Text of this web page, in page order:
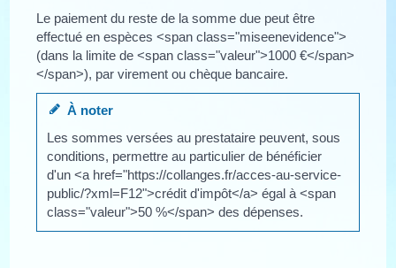
Le paiement du reste de la somme due peut être
effectué en espèces <span class="miseenevidence">
(dans la limite de <span class="valeur">1000 €</span>
</span>), par virement ou chèque bancaire.
À noter
Les sommes versées au prestataire peuvent, sous
conditions, permettre au particulier de bénéficier
d'un <a href="https://collanges.fr/acces-au-service-
public/?xml=F12">crédit d'impôt</a> égal à <span
class="valeur">50 %</span> des dépenses.